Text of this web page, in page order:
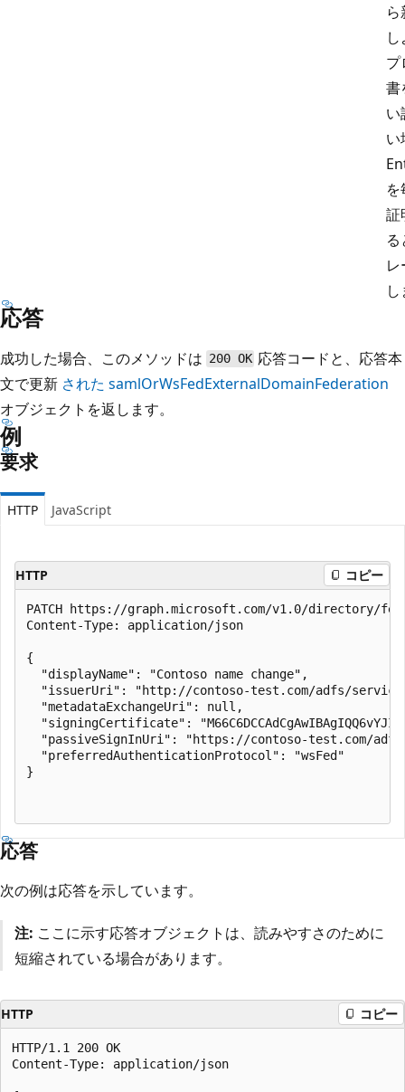
プ
書
い
証
応答
成功した場合、このメソッドは 200 OK 応答コードと、応答本
文で更新 された samlOrWsFedExternalDomainFederation
オブジェクトを返します。
例
要求
HTTP JavaScript
HTTP コピー
PATCH https://graph.microsoft.com/v1.0/directory/
Content-Type: application/json
{
  "displayName": "Contoso name change",
"issuerUri": "http://contoso-test.com/adfs/
  "metadataExchangeUri": null,
"signingCertificate":
"passiveSignInUri": "https://contoso-test.com/
  "preferredAuthenticationProtocol": "wsFed"
}
応答
次の例は応答を示しています。
注: ここに示す応答オブジェクトは、読みやすさのために
短縮されている場合があります。
HTTP コピー
HTTP/1.1 200 OK
Content-Type: application/json